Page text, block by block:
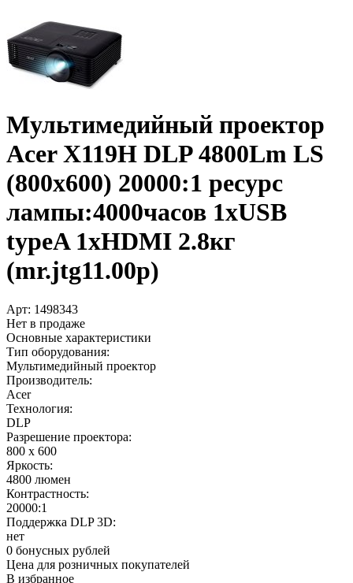
Мультимедийный проектор
Acer X119H DLP 4800Lm LS
(800x600) 20000:1 ресурс
лампы:4000часов 1xUSB
typeA 1xHDMI 2.8кг
(mr.jtg11.00p)
Арт: 1498343
Нет в продаже
Основные характеристики
Тип оборудования:
Мультимедийный проектор
Производитель:
Acer
Технология:
DLP
Разрешение проектора:
800 x 600
Яркость:
4800 люмен
Контрастность:
20000:1
Поддержка DLP 3D:
нет
0 бонусных рублей
Цена для розничных покупателей
В избранное